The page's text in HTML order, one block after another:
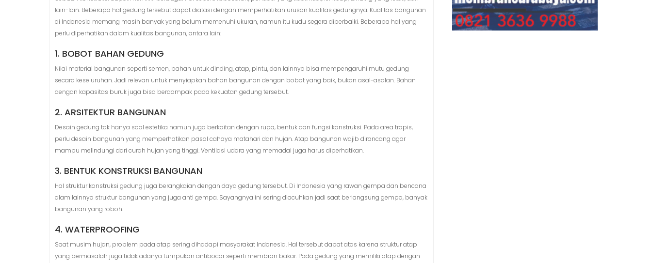
lain-lain. Beberapa hal gedung tersebut dapat diatasi dengan memperhatikan urusan kualitas gedungnya. Kualitas bangunan
di Indonesia memang masih banyak yang belum memenuhi ukuran, namun itu kudu segera diperbaiki. Beberapa hal yang
perlu diperhatikan dalam kualitas bangunan, antara lain:
1. BOBOT BAHAN GEDUNG
Nilai material bangunan seperti semen, bahan untuk dinding, atap, pintu, dan lainnya bisa mempengaruhi mutu gedung
secara keseluruhan. Jadi relevan untuk menyiapkan bahan bangunan dengan bobot yang baik, bukan asal-asalan. Bahan
dengan kapasitas buruk juga bisa berdampak pada kekuatan gedung tersebut.
2. ARSITEKTUR BANGUNAN
Desain gedung tak hanya soal estetika namun juga berkaitan dengan rupa, bentuk dan fungsi konstruksi. Pada area tropis,
perlu desain bangunan yang memperhatikan pasal cahaya matahari dan hujan. Atap bangunan wajib dirancang agar
mampu melindungi dari curah hujan yang tinggi. Ventilasi udara yang memadai juga harus diperhatikan.
3. BENTUK KONSTRUKSI BANGUNAN
Hal struktur konstruksi gedung juga berangkaian dengan daya gedung tersebut. Di Indonesia yang rawan gempa dan bencana
alam lainnya struktur bangunan yang juga anti gempa. Sayangnya ini sering diacuhkan jadi saat berlangsung gempa, banyak
bangunan yang roboh.
4. WATERPROOFING
Saat musim hujan, problem pada atap sering dihadapi masyarakat Indonesia. Hal tersebut dapat atas karena struktur atap
yang bermasalah juga tidak adanya tumpukan antibocor seperti membran bakar. Pada gedung yang memiliki atap dengan